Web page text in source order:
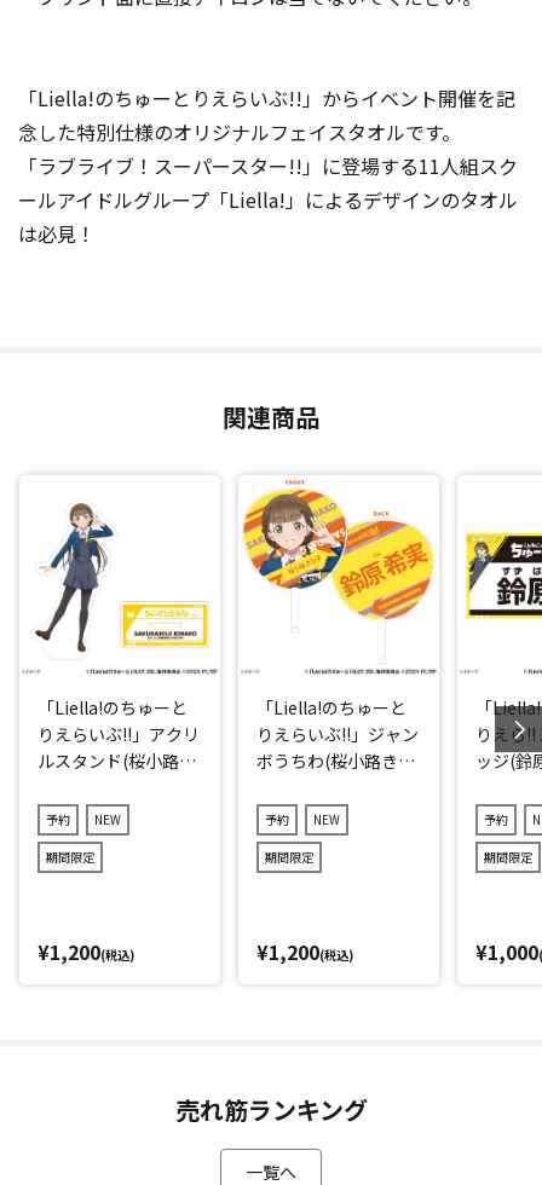
「Liella!のちゅーとりえらいぶ!!」からイベント開催を記
念した特別仕様のオリジナルフェイスタオルです。
「ラブライブ！スーパースター!!」に登場する11人組スク
ールアイドルグループ「Liella!」によるデザインのタオル
は必見！
関連商品
「Liella!のちゅーと
りえらいぶ!!」アクリ
ルスタンド(桜小路き
予約 NEW
期間限定
¥1,200(税込)
「Liella!のちゅーと
りえらいぶ!!」ジャン
ボうちわ(桜小路きな
予約 NEW
期間限定
¥1,200(税込)
「
りえら
ッジ(鈴
予約
期間限定
¥1,000
売れ筋ランキング
一覧へ